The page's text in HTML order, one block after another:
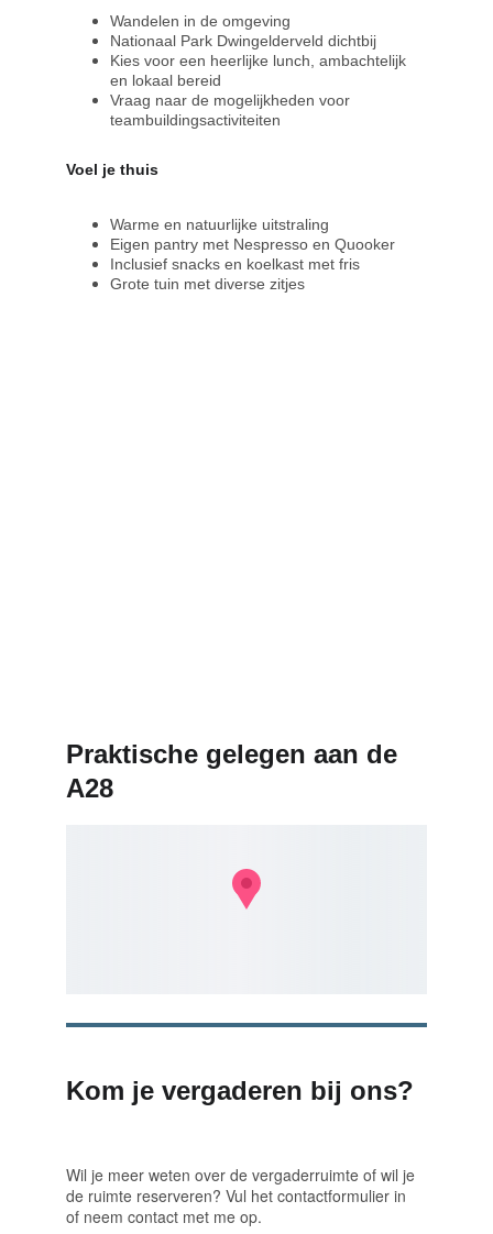
Wandelen in de omgeving
Nationaal Park Dwingelderveld dichtbij
Kies voor een heerlijke lunch, ambachtelijk
en lokaal bereid
Vraag naar de mogelijkheden voor
teambuildingsactiviteiten
Voel je thuis
Warme en natuurlijke uitstraling
Eigen pantry met Nespresso en Quooker
Inclusief snacks en koelkast met fris
Grote tuin met diverse zitjes
Praktische gelegen aan de
A28
Wil je meer weten over de vergaderruimte of wil je
de ruimte reserveren? Vul het contactformulier in
of neem contact met me op.
Kom je vergaderen bij ons?